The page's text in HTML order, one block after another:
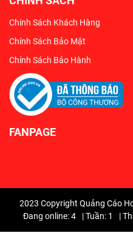
Chính Sách Khách Hàng
Chính Sách Bảo Mật
Chính Sách Bảo Hành
FANPAGE
2023 Copyright Quảng Cáo
Đang online: 4
|Tuần: 1 |